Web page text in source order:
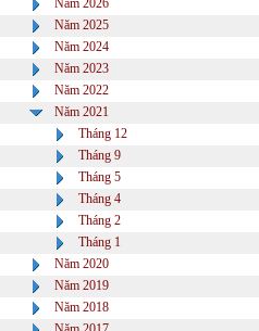
Năm 2026
Năm 2025
Năm 2024
Năm 2023
Năm 2022
Năm 2021
Tháng 12
Tháng 9
Tháng 5
Tháng 4
Tháng 2
Tháng 1
Năm 2020
Năm 2019
Năm 2018